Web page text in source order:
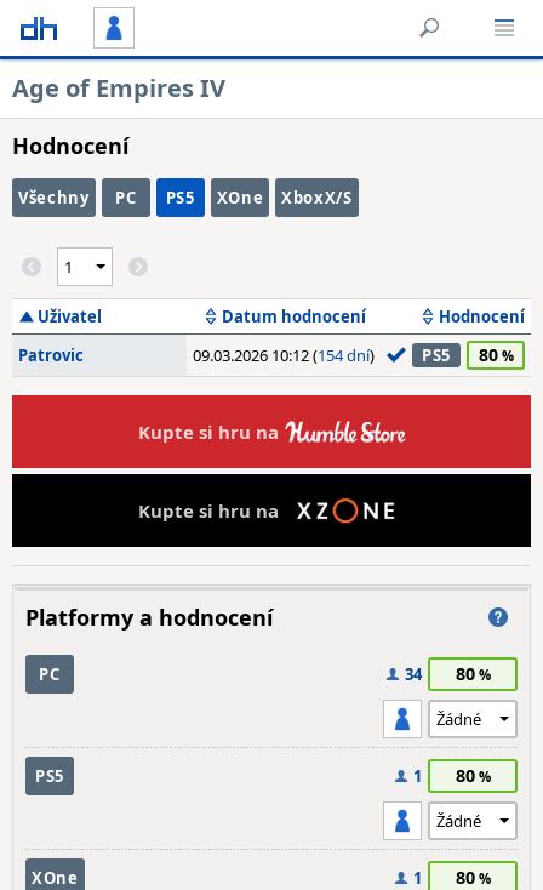
Age of Empires IV
Hodnocení
Všechny PC PS5 XOne XboxX/S
Uživatel Datum hodnocení
Hodnocení
Patrovic
09.03.2026 10:12 (154 dní) PS5 80
Kupte si hru na
Kupte si hru na
Platformy a hodnocení
PC 34 80
PS5 1 80
XOne 1 80